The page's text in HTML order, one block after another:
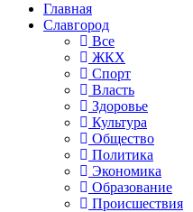
Главная
Славгород
Все
ЖКХ
Спорт
Власть
Здоровье
Культура
Общество
Политика
Экономика
Образование
Происшествия